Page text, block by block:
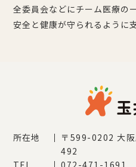
全委員会などにチーム医療の
安全と健康が守られるように
所在地 〒599-0202 大
492
TEL
072-471-1691